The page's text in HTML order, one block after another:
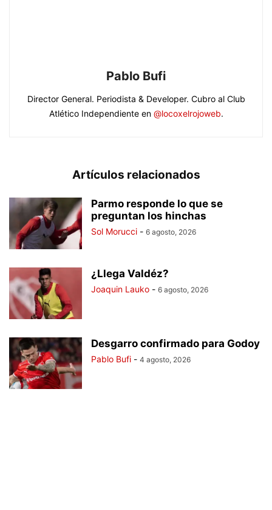
Pablo Bufi
Director General. Periodista & Developer. Cubro al Club
Atlético Independiente en @locoxelrojoweb.
Artículos relacionados
Parmo responde lo que se
preguntan los hinchas
Sol Morucci - 6 agosto, 2026
¿Llega Valdéz?
Joaquin Lauko - 6 agosto, 2026
Desgarro confirmado para Godoy
Pablo Bufi - 4 agosto, 2026